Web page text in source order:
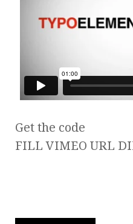
Get the code
FILL VIMEO URL